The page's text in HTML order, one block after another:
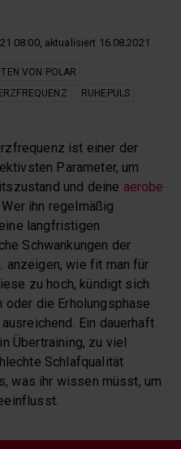
08:00, aktualisiert 16.08.2021
VON POLAR
RUHEPULS
ist einer der
Parameter, um
und deine aerobe
ihn regelmäßig
langfristigen
Schwankungen der
anzeigen, wie fit man für
zu hoch, kündigt sich
oder die Erholungsphase
Ein dauerhaft
Übertraining, zu viel
Schlafqualität
was ihr wissen müsst, um